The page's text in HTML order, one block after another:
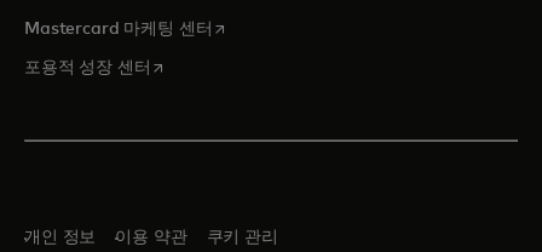
Mastercard 마케팅 센터 새 탭에서 열림
포용적 성장 센터 새 탭에서 열림
개인 정보 이용 약관 쿠키 관리